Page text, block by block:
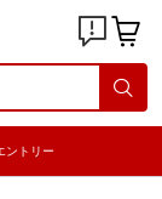
ントリー